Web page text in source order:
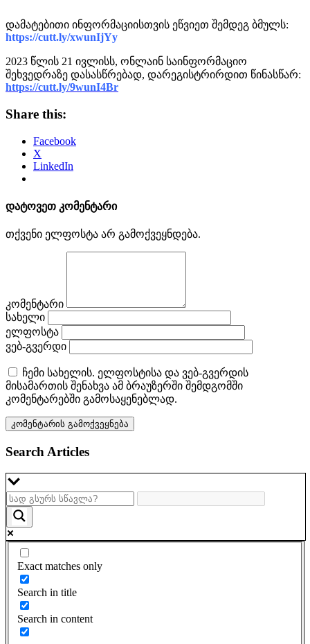
დამატებითი ინფორმაციისთვის ეწვიეთ შემდეგ ბმულს:
https://cutt.ly/xwunIjYy
2023 წლის 21 ივლისს, ონლაინ საინფორმაციო
შეხვედრაზე დასასწრებად, დარეგისტრირდით წინასწარ:
https://cutt.ly/9wunI4Br
Share this:
Facebook
X
LinkedIn
დატოვეთ კომენტარი
თქვენი ელფოსტა არ გამოქვეყნდება.
კომენტარი
სახელი
ელფოსტა
ვებ-გვერდი
ჩემი სახელის. ელფოსტისა და ვებ-გვერდის
მისამართის შენახვა ამ ბრაუზერში შემდგომში
კომენტარებში გამოსაყენებლად.
Search Articles
Exact matches only
Search in title
Search in content